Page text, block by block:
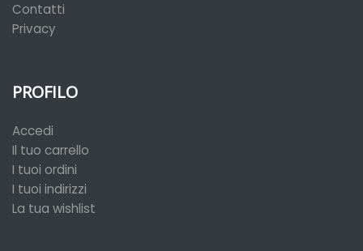
Contatti
Privacy
PROFILO
Accedi
Il tuo carrello
I tuoi ordini
I tuoi indirizzi
La tua wishlist